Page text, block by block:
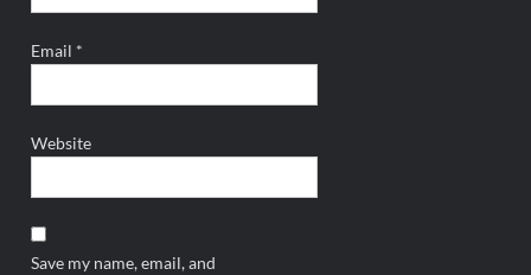
Email *
Website
Save my name, email, and